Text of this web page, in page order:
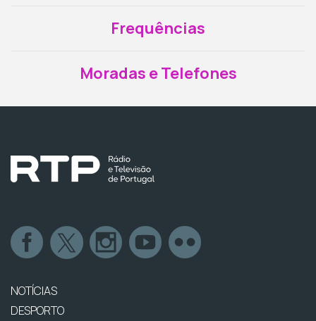
Frequências
Moradas e Telefones
NOTÍCIAS
DESPORTO